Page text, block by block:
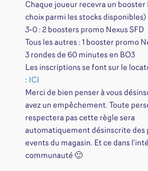
Chaque joueur recevra un booster
choix parmi les stocks disponibles)
3-0 : 2 boosters promo Nexus SFD
Tous les autres : 1 booster promo
3 rondes de 60 minutes en BO3
Les inscriptions se font sur le
:
ICI
Merci de bien penser à vous
avez un empêchement. Toute
respectera pas cette règle sera
automatiquement désinscrite des
events du magasin. Et ce dans
communauté 🙂